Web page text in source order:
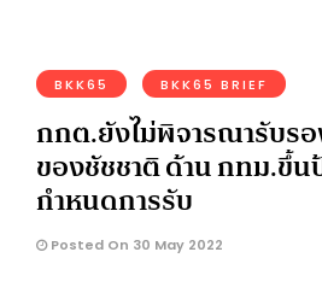
BKK65 BKK65 BRIEF
กกต.ยังไม่พิจารณารับรอ
ของชัชชาติ ด้าน กทม.ขึ้น
กำหนดการรับ
Posted On 30 May 2022